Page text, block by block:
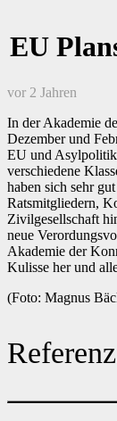
EU
vor 2 Jahren
In der Akademie
Dezember und
EU und Asylpolitik
verschiedene
haben sich sehr
Ratsmitgliedern,
Zivilgesellschaft
neue
Akademie der
Kulisse her und
(Foto: Magnus
Referenz